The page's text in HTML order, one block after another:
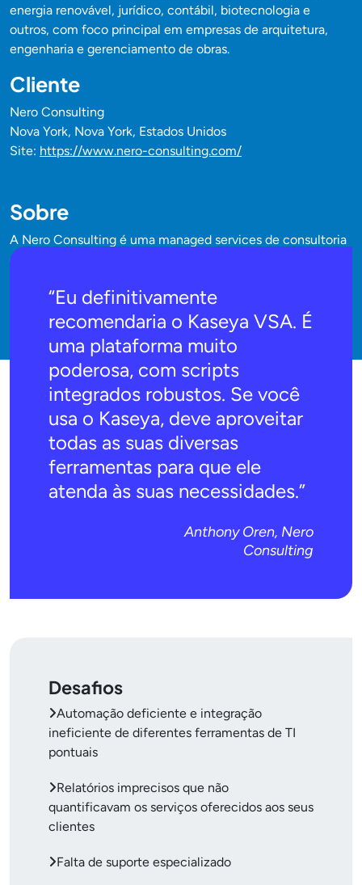
energia renovável, jurídico, contábil, biotecnologia e
outros, com foco principal em empresas de arquitetura,
engenharia e gerenciamento de obras.
Cliente
Nero Consulting
Nova York, Nova York, Estados Unidos
Site: https://www.nero-consulting.com/
Sobre
A Nero Consulting é uma managed services de consultoria
em tecnologia e managed services que oferece estratégias
para empresas de todos os tamanhos em diversos setores.
“Eu definitivamente
recomendaria o Kaseya VSA. É
uma plataforma muito
poderosa, com scripts
integrados robustos. Se você
usa o Kaseya, deve aproveitar
todas as suas diversas
ferramentas para que ele
atenda às suas necessidades.”
Anthony Oren, Nero
Consulting
Desafios
Automação deficiente e integração
ineficiente de diferentes ferramentas de TI
pontuais
Relatórios imprecisos que não
quantificavam os serviços oferecidos aos seus
clientes
Falta de suporte especializado